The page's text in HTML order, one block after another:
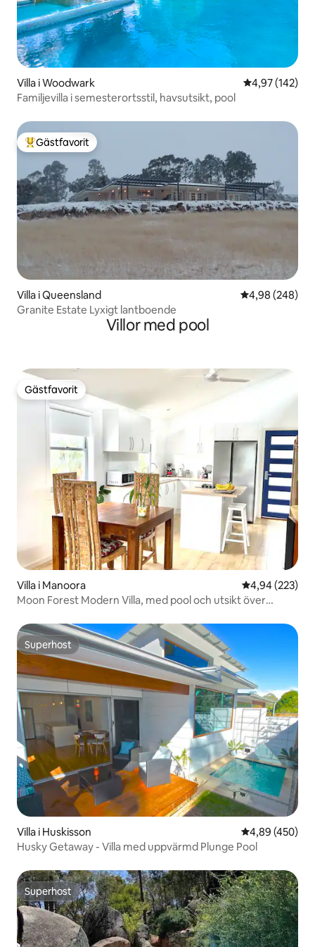
Villa i Woodwark 4,97 av 5 i
4,97 (142)
Familjevilla i semesterortsstil, havsutsikt, pool
Populär gästfavorit
Gästfavorit
Villa i Queensland 4,98 av 5 i
4,98 (248)
Granite Estate Lyxigt lantboende
Villor med pool
Gästfavorit
Gästfavorit
Villa i Manoora 4,94 av 5 i
4,94 (223)
Moon Forest Modern Villa, med pool och utsikt över
Superhost
Superhost
Villa i Huskisson 4,89 av 5 i
4,89 (450)
Husky Getaway - Villa med uppvärmd Plunge Pool
Superhost
Superhost